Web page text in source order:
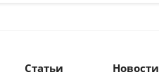
Статьи Новости